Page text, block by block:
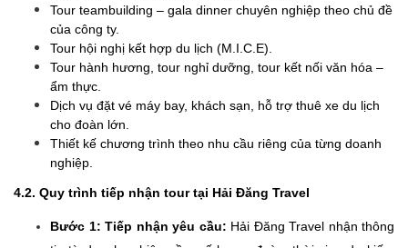
Tour teambuilding – gala dinner chuyên nghiệp theo chủ đề
của công ty.
Tour hội nghị kết hợp du lịch (M.I.C.E).
Tour hành hương, tour nghỉ dưỡng, tour kết nối văn hóa –
ẩm thực.
Dịch vụ đặt vé máy bay, khách sạn, hỗ trợ thuê xe du lịch
cho đoàn lớn.
Thiết kế chương trình theo nhu cầu riêng của từng doanh
nghiệp.
4.2. Quy trình tiếp nhận tour tại Hải Đăng Travel
Bước 1: Tiếp nhận yêu cầu: Hải Đăng Travel nhận thông